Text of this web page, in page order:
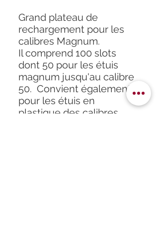
Grand plateau de
rechargement pour les
calibres Magnum.
Il comprend 100 slots
dont 50 pour les étuis
magnum jusqu'au calibre
50. Convient également
pour les étuis en
plastique des calibres